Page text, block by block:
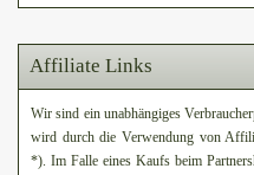
Affiliate Links
Wir sind ein unabhängiges
wird durch die Verwendung von
*). Im Falle eines Kaufs beim